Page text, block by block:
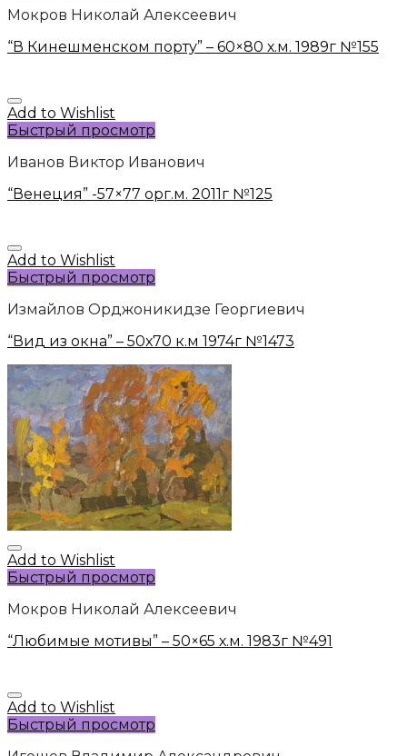
Мокров Николай Алексеевич
“В Кинешменском порту” – 60×80 х.м. 1989г №155
Add to Wishlist
Быстрый просмотр
Иванов Виктор Иванович
“Венеция” -57×77 орг.м. 2011г №125
Add to Wishlist
Быстрый просмотр
Измайлов Орджоникидзе Георгиевич
“Вид из окна” – 50х70 к.м 1974г №1473
Add to Wishlist
Быстрый просмотр
Мокров Николай Алексеевич
“Любимые мотивы” – 50×65 х.м. 1983г №491
Add to Wishlist
Быстрый просмотр